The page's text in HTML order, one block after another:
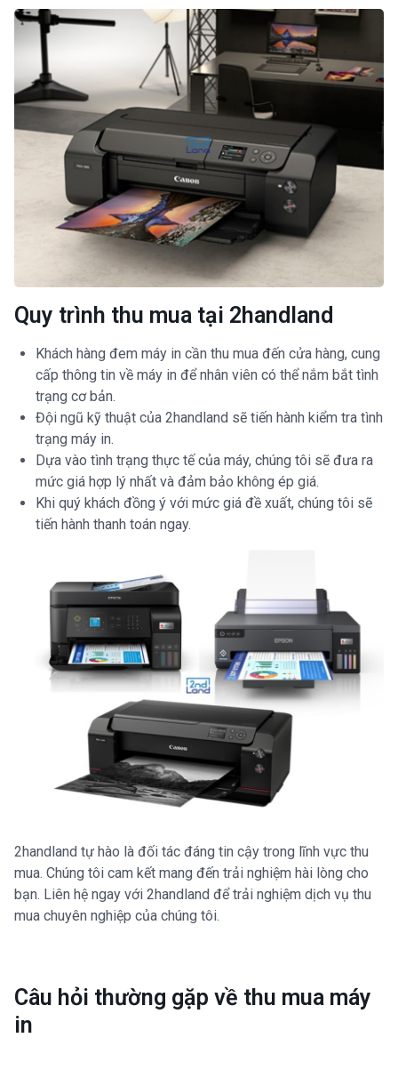
Quy trình thu mua tại 2handland
Khách hàng đem máy in cần thu mua đến cửa hàng, cung
cấp thông tin về máy in để nhân viên có thể nắm bắt tình
trạng cơ bản.
Đội ngũ kỹ thuật của 2handland sẽ tiến hành kiểm tra tình
trạng máy in.
Dựa vào tình trạng thực tế của máy, chúng tôi sẽ đưa ra
mức giá hợp lý nhất và đảm bảo không ép giá.
Khi quý khách đồng ý với mức giá đề xuất, chúng tôi sẽ
tiến hành thanh toán ngay.
2handland tự hào là đối tác đáng tin cậy trong lĩnh vực thu
mua. Chúng tôi cam kết mang đến trải nghiệm hài lòng cho
bạn. Liên hệ ngay với 2handland để trải nghiệm dịch vụ thu
mua chuyên nghiệp của chúng tôi.
Câu hỏi thường gặp về thu mua máy
in